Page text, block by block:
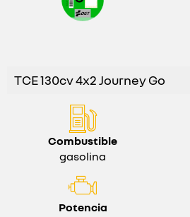
TCE 130cv 4x2 Journey Go
Combustible
gasolina
Potencia